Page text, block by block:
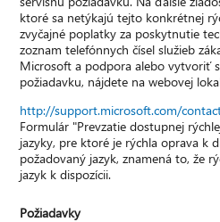
ktoré sa netýkajú tejto konkrétnej
zvyčajné poplatky za poskytnutie
zoznam telefónnych čísel služieb
Microsoft a podpora alebo vytvoriť
požiadavku, nájdete na webovej
http://support.microsoft.com/
Formulár "Prevzatie dostupnej
jazyky, pre ktoré je rýchla oprava k
požadovaný jazyk, znamená to, že
jazyk k dispozícii.
Požiadavky